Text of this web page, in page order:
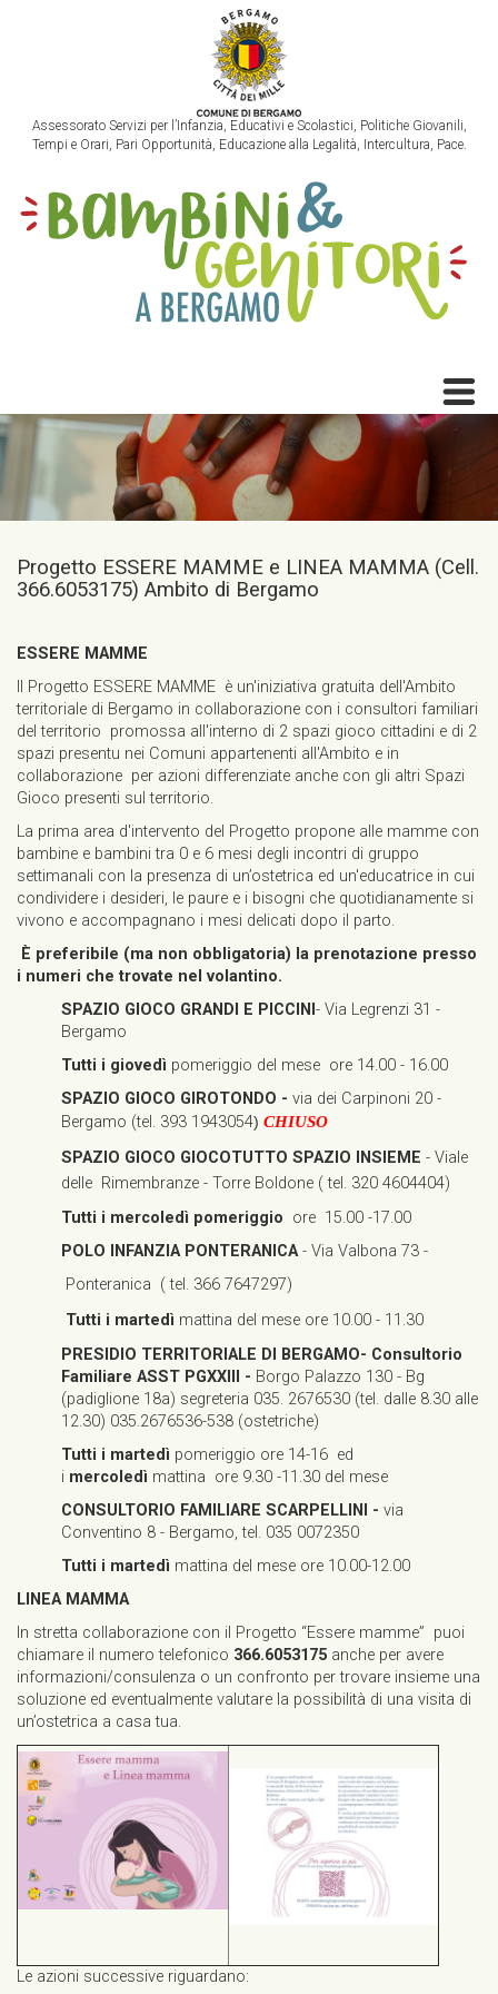
Assessorato Servizi per l’Infanzia, Educativi e Scolastici, Politiche Giovanili,
Tempi e Orari, Pari Opportunità, Educazione alla Legalità, Intercultura, Pace.
Progetto ESSERE MAMME e LINEA MAMMA (Cell.
366.6053175) Ambito di Bergamo
ESSERE MAMME
Il Progetto ESSERE MAMME è un'iniziativa gratuita dell'Ambito
territoriale di Bergamo in collaborazione con i consultori familiari
del territorio promossa all'interno di 2 spazi gioco cittadini e di 2
spazi presentu nei Comuni appartenenti all'Ambito e in
collaborazione per azioni differenziate anche con gli altri Spazi
Gioco presenti sul territorio.
La prima area d'intervento del Progetto propone alle mamme con
bambine e bambini tra 0 e 6 mesi degli incontri di gruppo
settimanali con la presenza di un’ostetrica ed un'educatrice in cui
condividere i desideri, le paure e i bisogni che quotidianamente si
vivono e accompagnano i mesi delicati dopo il parto.
È preferibile (ma non obbligatoria) la prenotazione presso
i numeri che trovate nel volantino.
SPAZIO GIOCO GRANDI E PICCINI - Via Legrenzi 31 -
Bergamo
Tutti i giovedì pomeriggio del mese ore 14.00 - 16.00
SPAZIO GIOCO GIROTONDO - via dei Carpinoni 20 -
Bergamo (tel. 393 1943054) CHIUSO
SPAZIO GIOCO GIOCOTUTTO SPAZIO INSIEME - Viale
delle Rimembranze - Torre Boldone (tel. 320 4604404)
Tutti i mercoledì pomeriggio ore 15.00 -17.00
POLO INFANZIA PONTERANICA- Via Valbona 73 -
Ponteranica ( tel. 366 7647297)
Tutti i martedì mattina del mese ore 10.00 - 11.30
PRESIDIO TERRITORIALE DI BERGAMO- Consultorio
Familiare ASST PGXXIII - Borgo Palazzo 130 - Bg
(padiglione 18a) segreteria 035. 2676530 (tel. dalle 8.30 alle
12.30) 035.2676536-538 (ostetriche)
Tutti i martedì pomeriggio ore 14-16 ed
i mercoledì mattina ore 9.30 -11.30 del mese
CONSULTORIO FAMILIARE SCARPELLINI - via
Conventino 8 - Bergamo, tel. 035 0072350
Tutti i martedì mattina del mese ore 10.00-12.00
LINEA MAMMA
In stretta collaborazione con il Progetto “Essere mamme” puoi
chiamare il numero telefonico 366.6053175 anche per avere
informazioni/consulenza o un confronto per trovare insieme una
soluzione ed eventualmente valutare la possibilità di una visita di
un’ostetrica a casa tua.
Le azioni successive riguardano: